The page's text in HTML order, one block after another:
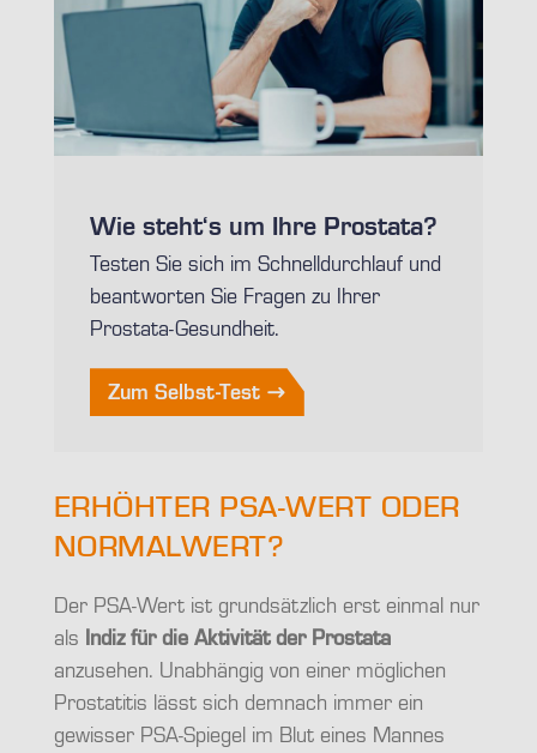
Wie steht‘s um Ihre Prostata?
Testen Sie sich im Schnelldurchlauf und
beantworten Sie Fragen zu Ihrer
Prostata-Gesundheit.
Zum Selbst-Test
ERHÖHTER PSA-WERT ODER
NORMALWERT?
Der PSA-Wert ist grundsätzlich erst einmal nur
als
Indiz für die Aktivität der Prostata
anzusehen. Unabhängig von einer möglichen
Prostatitis lässt sich demnach immer ein
gewisser PSA-Spiegel im Blut eines Mannes